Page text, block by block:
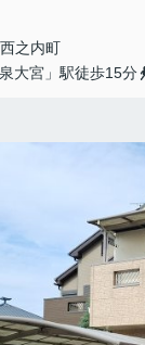
西之内町
大宮」駅徒歩15分